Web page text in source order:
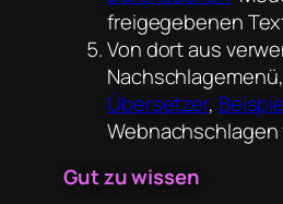
freigegebenen
Von dort aus
Übersetzer,
Gut zu wissen